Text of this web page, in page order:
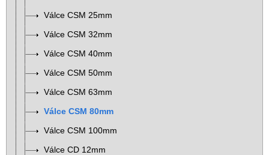
Válce CSM 25mm
Válce CSM 32mm
Válce CSM 40mm
Válce CSM 50mm
Válce CSM 63mm
Válce CSM 80mm
Válce CSM 100mm
Válce CD 12mm